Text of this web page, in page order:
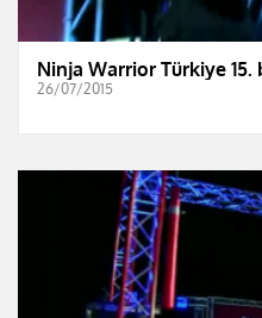
Ninja Warrior Türkiye 15.
26/07/2015